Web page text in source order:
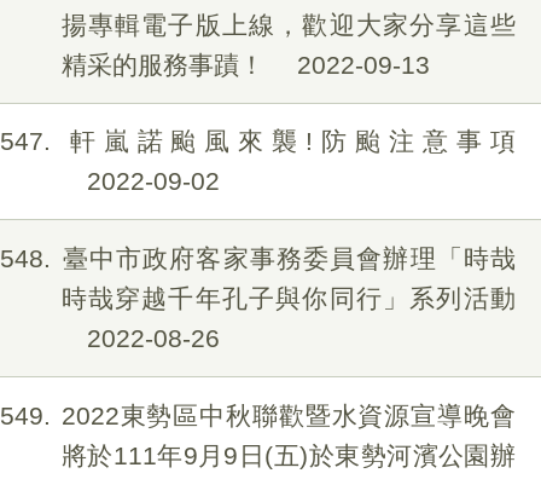
揚專輯電子版上線，歡迎大家分享這些
精采的服務事蹟！
2022-09-13
547
軒嵐諾颱風來襲!防颱注意事項
2022-09-02
548
臺中市政府客家事務委員會辦理「時哉
時哉穿越千年孔子與你同行」系列活動
2022-08-26
549
2022東勢區中秋聯歡暨水資源宣導晚會
將於111年9月9日(五)於東勢河濱公園辦